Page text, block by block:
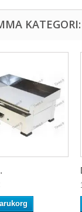
KATEGORI: